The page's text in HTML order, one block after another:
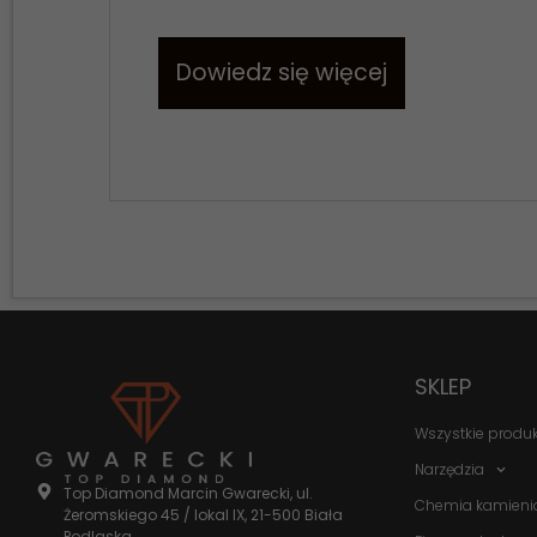
Dowiedz się więcej
Top Diamond Marcin Gwarecki, ul.
Żeromskiego 45 / lokal IX, 21-500 Biała
SKLEP
Wszystkie
Narzędzia
Chemia